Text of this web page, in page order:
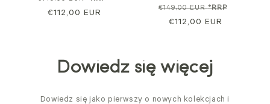
regularna
€112,00 EUR
Cena
regularna
€149,00 EUR*RRP
€112,00 EUR
Dowiedz się więcej
Dowiedz się jako pierwszy o nowych kolekcjach i